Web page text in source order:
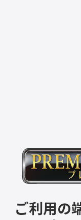
ご利用の